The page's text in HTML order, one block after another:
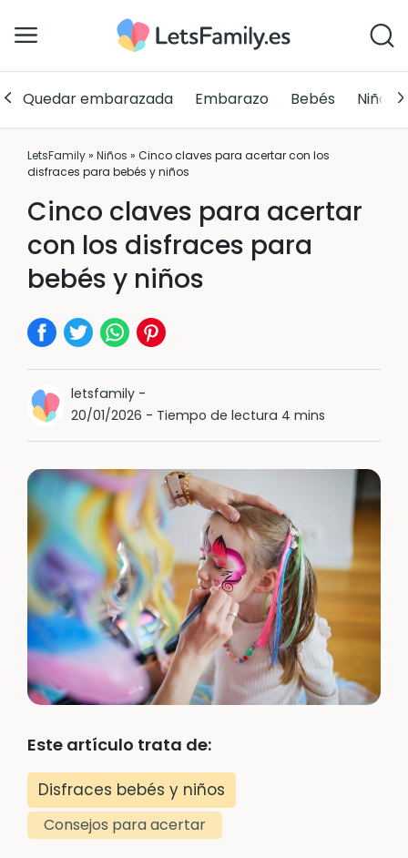
Quedar embarazada Embarazo Bebés Niños
LetsFamily» Niños » Cinco claves para acertar con los
disfraces para bebés y niños
Cinco claves para acertar
con los disfraces para
bebés y niños
letsfamily -
20/01/2026 - Tiempo de lectura 4 mins
Este artículo trata de:
Disfraces bebés y niños
Consejos para acertar